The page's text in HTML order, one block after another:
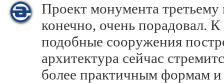
Проект монумента третьему
конечно, очень порадовал. К
подобные сооружения
архитектура сейчас
более практичным формам и